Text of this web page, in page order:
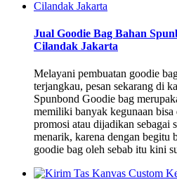
Jual Goodie Bag Bahan
Cilandak Jakarta
Melayani pembuatan goodie
terjangkau, pesan sekarang di
Spunbond Goodie bag
memiliki banyak kegunaan bisa
promosi atau dijadikan sebagai
menarik, karena dengan begitu
goodie bag oleh sebab itu kini